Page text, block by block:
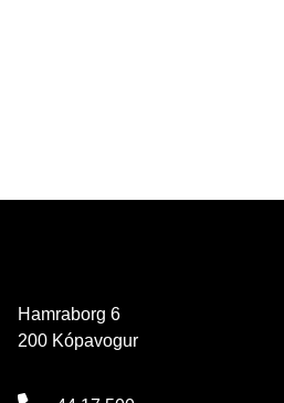
Hamraborg 6
200 Kópavogur